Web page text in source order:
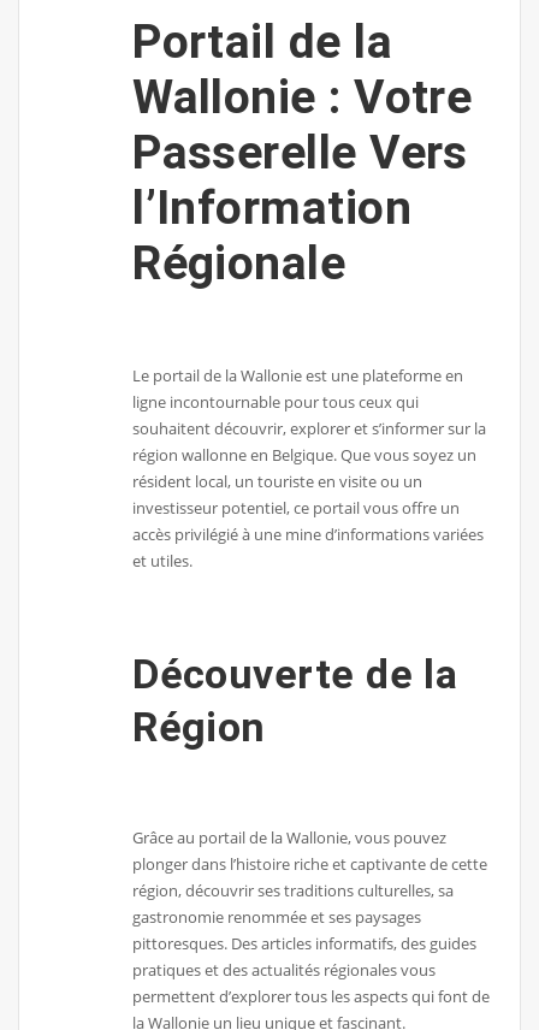
Portail de la
Wallonie : Votre
Passerelle Vers
l’Information
Régionale
Le portail de la Wallonie est une plateforme en
ligne incontournable pour tous ceux qui
souhaitent découvrir, explorer et s’informer sur la
région wallonne en Belgique. Que vous soyez un
résident local, un touriste en visite ou un
investisseur potentiel, ce portail vous offre un
accès privilégié à une mine d’informations variées
et utiles.
Découverte de la
Région
Grâce au portail de la Wallonie, vous pouvez
plonger dans l’histoire riche et captivante de cette
région, découvrir ses traditions culturelles, sa
gastronomie renommée et ses paysages
pittoresques. Des articles informatifs, des guides
pratiques et des actualités régionales vous
permettent d’explorer tous les aspects qui font de
la Wallonie un lieu unique et fascinant.